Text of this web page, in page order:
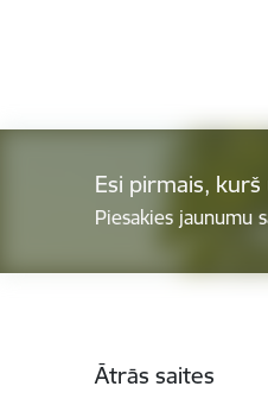
Esi pirmais, kurš
Piesakies jaunumu
Ātrās saites